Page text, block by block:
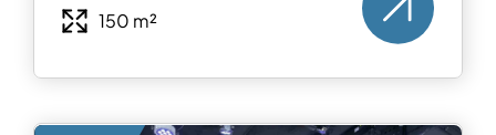
150 m²